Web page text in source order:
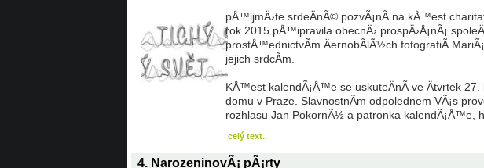
pÅ™ijmÄ›te srdeÄnÃ© pozvÃ¡nÃ­ na kÅ™est
rok 2015 pÅ™ipravila obecnÄ› prospÄ›Å¡nÃ¡
prostÅ™ednictvÃ­m ÄernobÃ­lÃ½ch fotografiÃ­
jejich srdcÃ­m.
KÅ™est kalendÃ¡Å™e se uskuteÄnÃ­ ve Ätvrtek
domu v Praze. SlavnostnÃ­m odpolednem VÃ¡s
rozhlasu Jan PokornÃ½ a patronka kalendÃ¡Å™e,
celý text..
4. NarozeninovÃ¡ pÃ¡rty